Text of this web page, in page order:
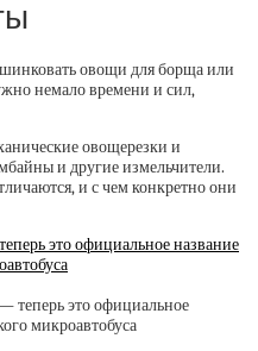
овощи для борща или
немало времени и сил,
овощерезки и
и другие измельчители.
и с чем конкретно они
это официальное название